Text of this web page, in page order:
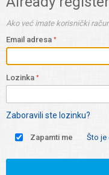
Ako već imate korisnički
Email adresa
Lozinka
Zaboravili ste lozinku?
Zapamti me Što je